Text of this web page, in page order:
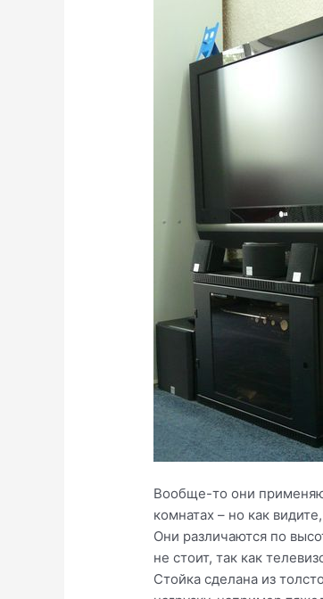
Вообще-то они
комнатах – но как
Они различаются по
не стоит, так как
Стойка сделана из